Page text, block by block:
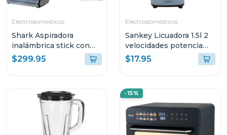
Electrodomésticos
Shark Aspiradora
inalámbrica stick con
base de vaciado
automático y filtro hepa
$299.95
Electrodomésticos
Sankey Licuadora 1.5l 2
velocidades potencia
500w
$17.95
-15%